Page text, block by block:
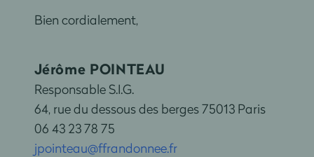
Bien cordialement,
Jérôme POINTEAU
Responsable S.I.G.
64, rue du dessous des berges 75013 Paris
06 43 23 78 75
jpointeau@ffrandonnee.fr